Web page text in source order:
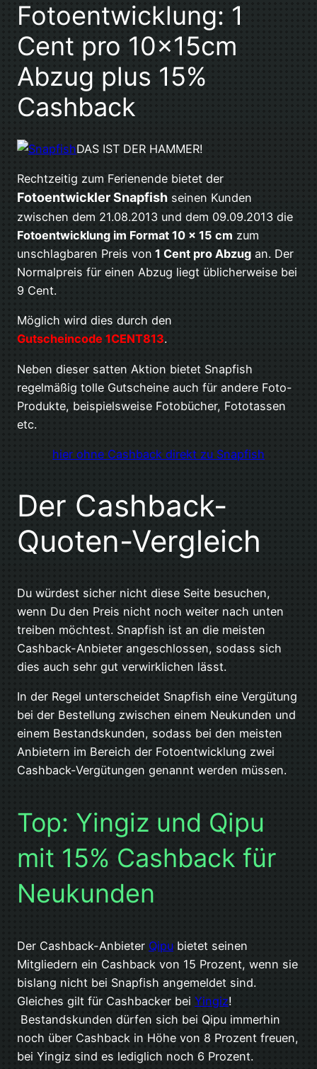
Fotoentwicklung: 1
Cent pro 10x15cm
Abzug plus 15%
Cashback
DAS IST DER HAMMER!
Rechtzeitig zum Ferienende bietet der
Fotoentwickler Snapfish seinen Kunden
zwischen dem 21.08.2013 und dem 09.09.2013 die
Fotoentwicklung im Format 10 x 15 cm zum
unschlagbaren Preis von 1 Cent pro Abzug an. Der
Normalpreis für einen Abzug liegt üblicherweise bei
9 Cent.
Möglich wird dies durch den
Gutscheincode 1CENT813.
Neben dieser satten Aktion bietet Snapfish
regelmäßig tolle Gutscheine auch für andere Foto-
Produkte, beispielsweise Fotobücher, Fototassen
etc.
hier ohne Cashback direkt zu Snapfish
Der Cashback-
Quoten-Vergleich
Du würdest sicher nicht diese Seite besuchen,
wenn Du den Preis nicht noch weiter nach unten
treiben möchtest. Snapfish ist an die meisten
Cashback-Anbieter angeschlossen, sodass sich
dies auch sehr gut verwirklichen lässt.
In der Regel unterscheidet Snapfish eine Vergütung
bei der Bestellung zwischen einem Neukunden und
einem Bestandskunden, sodass bei den meisten
Anbietern im Bereich der Fotoentwicklung zwei
Cashback-Vergütungen genannt werden müssen.
Top: Yingiz und Qipu
mit 15% Cashback für
Neukunden
Der Cashback-Anbieter Qipu bietet seinen
Mitgliedern ein Cashback von 15 Prozent, wenn sie
bislang nicht bei Snapfish angemeldet sind.
Gleiches gilt für Cashbacker bei Yingiz!
Bestandskunden dürfen sich bei Qipu immerhin
noch über Cashback in Höhe von 8 Prozent freuen,
bei Yingiz sind es lediglich noch 6 Prozent.